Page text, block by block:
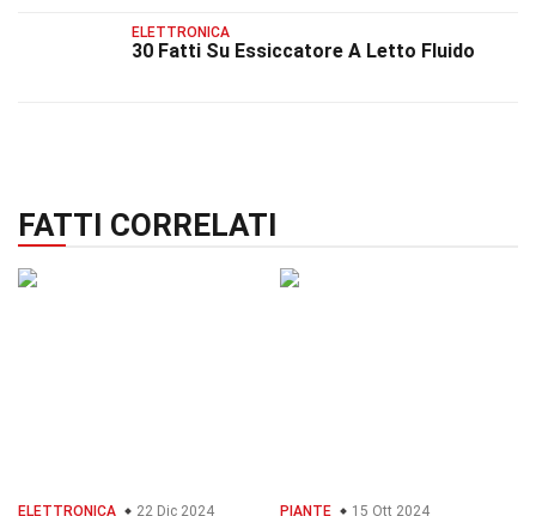
ELETTRONICA
30 Fatti Su Essiccatore A Letto Fluido
FATTI CORRELATI
ELETTRONICA 22 Dic 2024 PIANTE 15 Ott 2024